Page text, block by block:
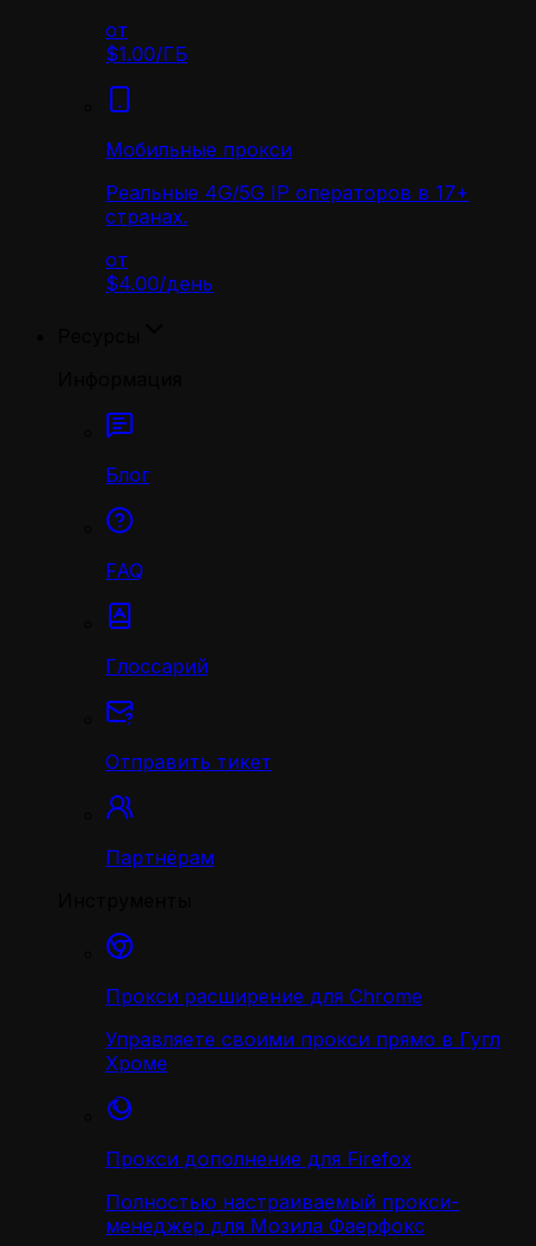
от
$1.00/ГБ
Мобильные прокси
Реальные 4G/5G IP операторов в 17+
странах.
от
$4.00/день
Блог
FAQ
Глоссарий
Отправить тикет
Партнёрам
Прокси расширение для Chrome
Управляете своими прокси прямо в Гугл
Хроме
Прокси дополнение для Firefox
Полностью настраиваемый прокси-
менеджер для Мозила Фаерфокс